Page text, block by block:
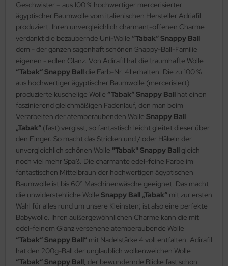
Geschwister – aus 100 % hochwertiger mercerisierter
ägyptischer Baumwolle vom italienischen Hersteller Adriafil
produziert. Ihren unvergleichlich charmant-offenen Charme
verdankt die bezaubernde Uni-Wolle “Tabak“ Snappy Ball
dem - der ganzen sagenhaft schönen Snappy-Ball-Familie
eigenen - edlen Glanz. Von Adirafil hat die traumhafte Wolle
“Tabak“ Snappy Ball die Farb-Nr. 41 erhalten. Die zu 100 %
aus hochwertiger ägyptischer Baumwolle (mercerisiert)
produzierte kuschelige Wolle “Tabak“ Snappy Ball hat einen
faszinierend gleichmäßigen Fadenlauf, den man beim
Verarbeiten der atemberaubenden Wolle Snappy Ball
„Tabak“ (fast) vergisst, so fantastisch leicht gleitet dieser über
den Finger. So macht das Stricken und / oder Häkeln der
unvergleichlich schönen Wolle "Tabak" Snappy Ball gleich
noch viel mehr Spaß. Die charmante edel-feine Farbe im
fantastischen Mittelbraun der hochwertigen ägyptischen
Baumwolle ist bis 60° Maschinenwäsche geeignet. Das macht
die unwiderstehliche Wolle Snappy Ball „Tabak“ mit zur ersten
Wahl für alles rund um unsere Kleinsten; ist also eine perfekte
Babywolle. Ihren außergewöhnlichen Charme kann die mit
edel-feinem Glanz versehene atemberaubende Wolle
“Tabak“ Snappy Ball“ mit Nadelstärke 4 voll entfalten. Adirafil
hat den 200g-Ball der unglaublich wolkenweichen Wolle
“Tabak“ Snappy Ball, der bewundernde Blicke fast schon